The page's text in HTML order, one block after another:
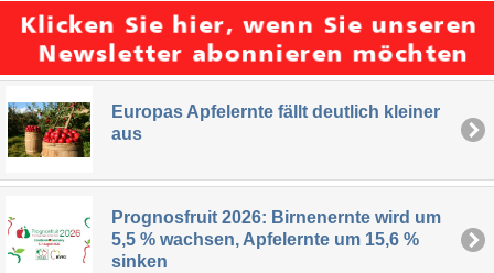
Europas Apfelernte fällt deutlich kleiner
aus
Prognosfruit 2026: Birnenernte wird um
5,5 % wachsen, Apfelernte um 15,6 %
sinken